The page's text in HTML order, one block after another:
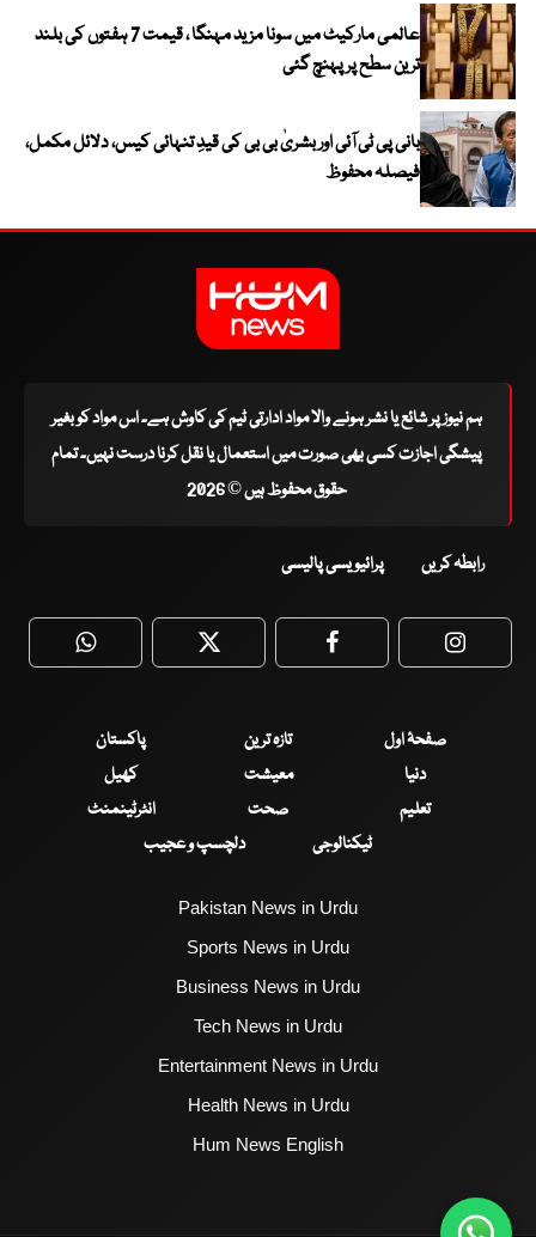
عالمی مارکیٹ میں سونا مزید مہنگا ، قیمت 7 ہفتوں کی بلند
ترین سطح پر پہنچ گئی
بانی پی ٹی آئی اور بشریٰ بی بی کی قیدِ تنہائی کیس، دلائل مکمل،
فیصلہ محفوظ
ہم نیوز پر شائع یا نشر ہونے والا مواد ادارتی ٹیم کی کاوش ہے۔ اس مواد کو بغیر
پیشگی اجازت کسی بھی صورت میں استعمال یا نقل کرنا درست نہیں۔ تمام
حقوق محفوظ ہیں © 2026
رابطہ کریں پرائیویسی پالیسی
WhatsApp Twitter Facebook
صفحۂ اول تازہ ترین
پاکستان
دنیا
معیشت
کھیل
تعلیم
صحت
انٹرٹینمنٹ
ٹیکنالوجی
دلچسپ و عجیب
Pakistan News in Urdu
Sports News in Urdu
Business News in Urdu
Tech News in Urdu
Entertainment News in Urdu
Health News in Urdu
Hum News English